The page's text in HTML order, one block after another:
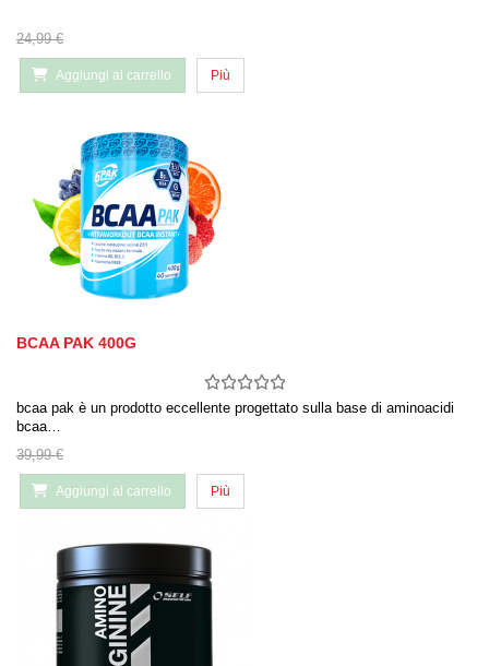
24,99 €
Aggiungi al carrello Più
BCAA PAK 400G
bcaa pak è un prodotto eccellente progettato sulla base di aminoacidi
bcaa…
39,99 €
Aggiungi al carrello Più